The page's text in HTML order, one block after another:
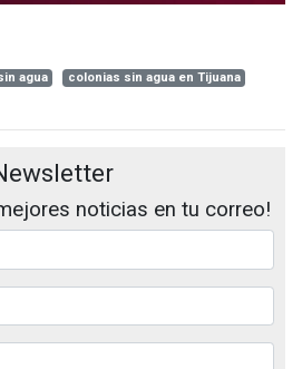
agua
colonias sin agua en Tijuana
noticias en tu correo!